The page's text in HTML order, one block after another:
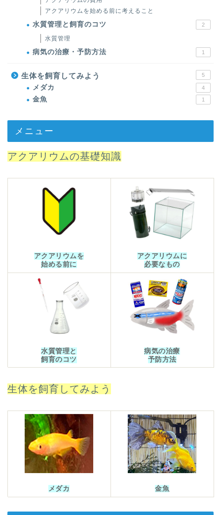
アクアリウムを始める前に考えること
水質管理と飼育のコツ 2
水質管理
病気の治療・予防方法 1
生体を飼育してみよう 5
メダカ 4
金魚 1
メニュー
アクアリウムの基礎知識
アクアリウムを
始める前に
アクアリウムに
必要なもの
水質管理と
飼育のコツ
病気の治療
予防方法
生体を飼育してみよう
メダカ 金魚